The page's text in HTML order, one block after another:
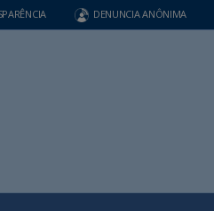
DENUNCIA ANÔNIMA